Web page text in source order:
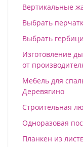
Вертикальные
Выбрать
Выбрать
Изготовление
от
Мебель для
Деревягино
Строительная
Одноразовая
Планкен из